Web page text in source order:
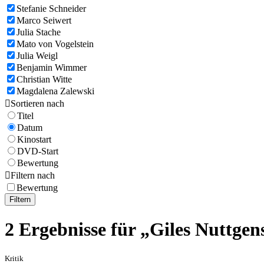
Stefanie Schneider
Marco Seiwert
Julia Stache
Mato von Vogelstein
Julia Weigl
Benjamin Wimmer
Christian Witte
Magdalena Zalewski
Sortieren nach
Titel
Datum
Kinostart
DVD-Start
Bewertung
Filtern nach
Bewertung
Filtern
2 Ergebnisse für „Giles
Kritik